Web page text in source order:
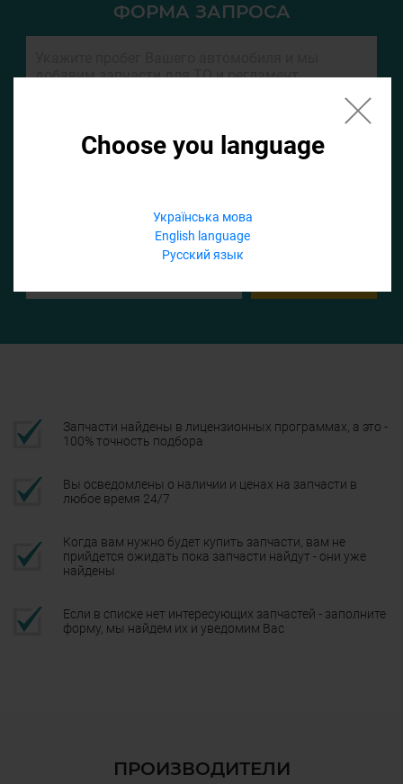
Choose you language
Українська мова
English language
Русский язык
ФОРМА ЗАПРОСА
Запчасти найдены в лицензионных программах, а это -
100% точность подбора
Вы осведомлены о наличии и ценах на запчасти в
любое время 24/7
Когда вам нужно будет купить запчасти, вам не
прийдется ожидать пока запчасти найдут - они уже
найдены
Если в списке нет интересующих запчастей - заполните
форму, мы найдем их и уведомим Вас
ПРОИЗВОДИТЕЛИ